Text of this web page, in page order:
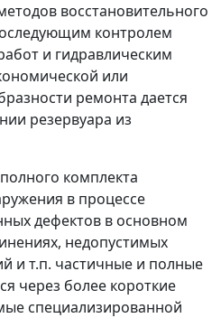
восстановительного
контролем
и гидравлическим
или
ремонта дается
резервуара из
комплекта
в процессе
дефектов в основном
недопустимых
и т.п. частичные и полные
через более короткие
специализированной